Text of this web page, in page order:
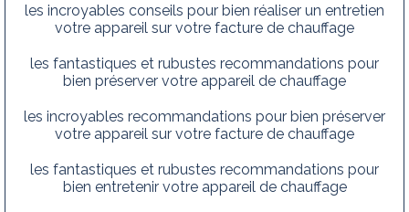
les incroyables conseils pour bien réaliser un entretien
votre appareil sur votre facture de chauffage
les fantastiques et rubustes recommandations pour
bien préserver votre appareil de chauffage
les incroyables recommandations pour bien préserver
votre appareil sur votre facture de chauffage
les fantastiques et rubustes recommandations pour
bien entretenir votre appareil de chauffage